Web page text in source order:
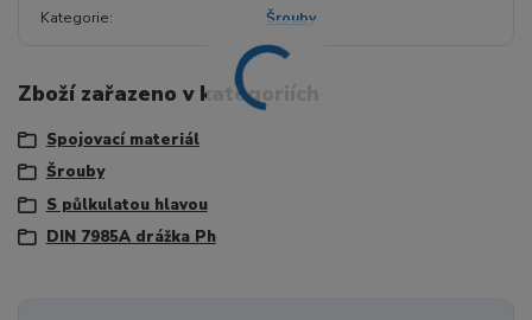
Kategorie Šrouby
Zboží zařazeno v kategoriích
Spojovací materiál
Šrouby
S půlkulatou hlavou
DIN 7985A drážka Ph